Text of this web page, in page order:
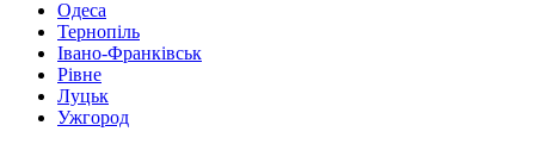
Одеса
Тернопіль
Івано-Франківськ
Рівне
Луцьк
Ужгород